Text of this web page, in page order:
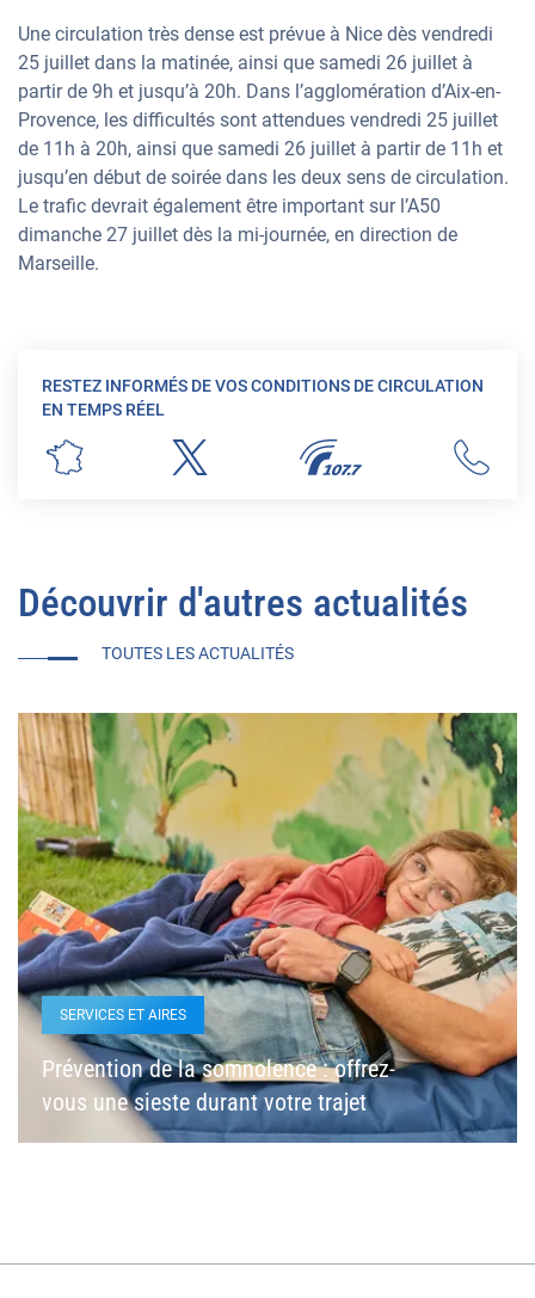
Une circulation très dense est prévue à Nice dès vendredi
25 juillet dans la matinée, ainsi que samedi 26 juillet à
partir de 9h et jusqu’à 20h. Dans l’agglomération d’Aix-en-
Provence, les difficultés sont attendues vendredi 25 juillet
de 11h à 20h, ainsi que samedi 26 juillet à partir de 11h et
jusqu’en début de soirée dans les deux sens de circulation.
Le trafic devrait également être important sur l’A50
dimanche 27 juillet dès la mi-journée, en direction de
Marseille.
RESTEZ INFORMÉS DE VOS CONDITIONS DE CIRCULATION
EN TEMPS RÉEL
Découvrir d'autres actualités
TOUTES LES ACTUALITÉS
SERVICES ET AIRES
Prévention de la somnolence : offrez-
vous une sieste durant votre trajet